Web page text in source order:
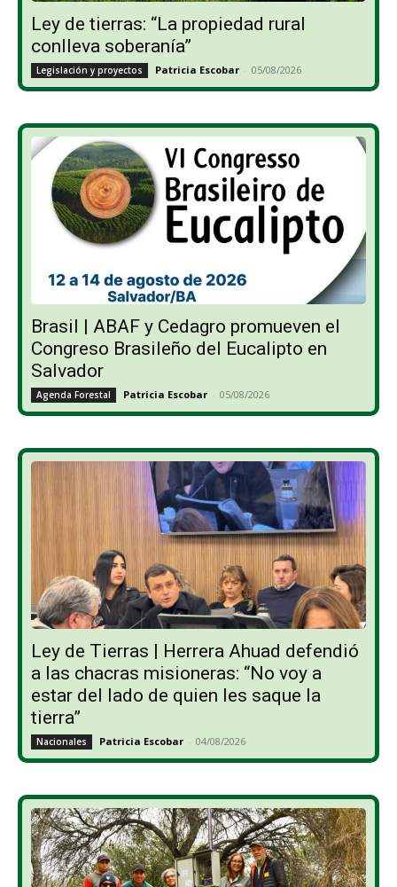
Ley de tierras: “La propiedad rural
conlleva soberanía”
Legislación y proyectos Patricia Escobar - 05/08/2026
Brasil | ABAF y Cedagro promueven el
Congreso Brasileño del Eucalipto en
Salvador
Agenda Forestal Patricia Escobar - 05/08/2026
Ley de Tierras | Herrera Ahuad defendió
a las chacras misioneras: “No voy a
estar del lado de quien les saque la
tierra”
Nacionales Patricia Escobar - 04/08/2026